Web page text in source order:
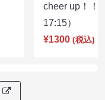
cheer up！
17:15）
¥1300 (税込)